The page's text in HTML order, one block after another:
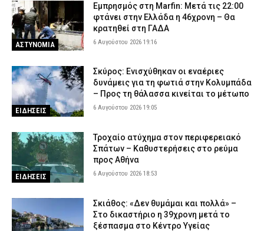
ΑΣΤΥΝΟΜΙΑ
Εμπρησμός στη Marfin: Μετά τις 22:00
φτάνει στην Ελλάδα η 46χρονη – Θα
κρατηθεί στη ΓΑΔΑ
6 Αυγούστου 2026 19:16
ΕΙΔΗΣΕΙΣ
Σκύρος: Ενισχύθηκαν οι εναέριες
δυνάμεις για τη φωτιά στην Κολυμπάδα
– Προς τη θάλασσα κινείται το μέτωπο
6 Αυγούστου 2026 19:05
ΕΙΔΗΣΕΙΣ
Τροχαίο ατύχημα στον περιφερειακό
Σπάτων – Καθυστερήσεις στο ρεύμα
προς Αθήνα
6 Αυγούστου 2026 18:53
Σκιάθος: «Δεν θυμάμαι και πολλά» –
Στο δικαστήριο η 39χρονη μετά το
ξέσπασμα στο Κέντρο Υγείας